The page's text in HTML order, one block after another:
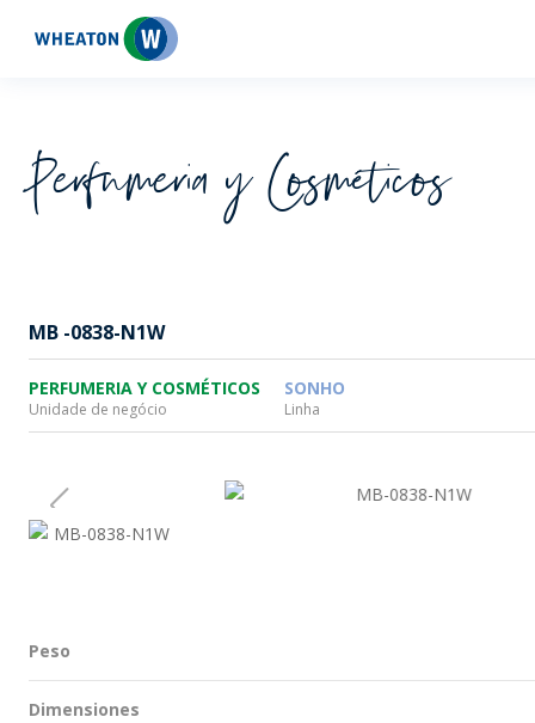
Wheaton
Perfumeria y Cosméticos
MB -0838-N1W
PERFUMERIA Y COSMÉTICOS
Unidade de negócio
SONHO
Linha
Peso
Dimensiones